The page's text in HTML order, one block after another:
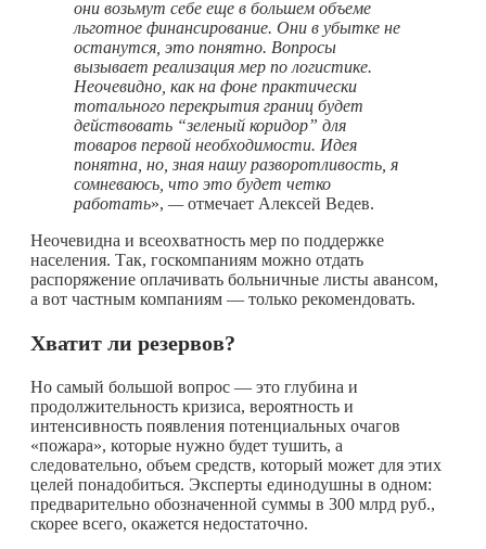
они возьмут себе еще в большем объеме
льготное финансирование. Они в убытке не
останутся, это понятно. Вопросы
вызывает реализация мер по логистике.
Неочевидно, как на фоне практически
тотального перекрытия границ будет
действовать “зеленый коридор” для
товаров первой необходимости. Идея
понятна, но, зная нашу разворотливость, я
сомневаюсь, что это будет четко
работать», —отмечает Алексей Ведев.
Неочевидна и всеохватность мер по поддержке
населения. Так, госкомпаниям можно отдать
распоряжение оплачивать больничные листы авансом,
а вот частным компаниям — только рекомендовать.
Хватит ли резервов?
Но самый большой вопрос — это глубина и
продолжительность кризиса, вероятность и
интенсивность появления потенциальных очагов
«пожара», которые нужно будет тушить, а
следовательно, объем средств, который может для этих
целей понадобиться. Эксперты единодушны в одном:
предварительно обозначенной суммы в 300 млрд руб.,
скорее всего, окажется недостаточно.